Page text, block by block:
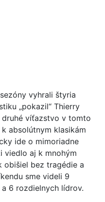
vyhrali štyria
„pokazil“ Thierry
druhé víťazstvo v tomto
absolútnym klasikám
ide o mimoriadne
viedlo aj k mnohým
obišiel bez tragédie a
sme videli 9
6 rozdielnych lídrov.